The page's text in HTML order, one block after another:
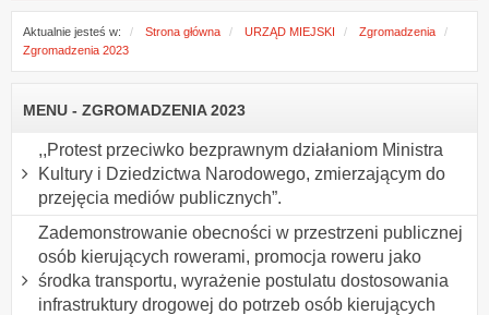
Aktualnie jesteś w: Strona główna URZĄD MIEJSKI
Zgromadzenia
Zgromadzenia 2023
MENU - ZGROMADZENIA 2023
,,Protest przeciwko bezprawnym działaniom Ministra
Kultury i Dziedzictwa Narodowego, zmierzającym do
przejęcia mediów publicznych”.
Zademonstrowanie obecności w przestrzeni publicznej
osób kierujących rowerami, promocja roweru jako
środka transportu, wyrażenie postulatu dostosowania
infrastruktury drogowej do potrzeb osób kierujących